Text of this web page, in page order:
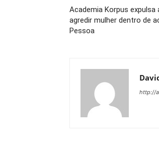
Academia Korpus expulsa
agredir mulher dentro de
Pessoa
http://